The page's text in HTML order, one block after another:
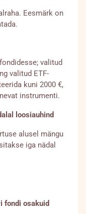
Eesmärk on
valitud
valitud ETF-
kuni 2000 €,
instrumenti.
loosiauhind
alusel mängu
iga nädal
fondi osakuid